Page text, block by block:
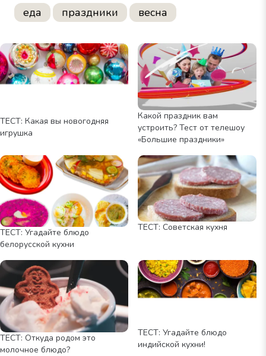
еда праздники весна
ТЕСТ: Какая вы новогодняя
игрушка
Какой праздник вам
устроить? Тест от телешоу
«Большие праздники»
ТЕСТ: Угадайте блюдо
белорусской кухни
ТЕСТ: Советская кухня
ТЕСТ: Откуда родом это
молочное блюдо?
ТЕСТ: Угадайте блюдо
индийской кухни!